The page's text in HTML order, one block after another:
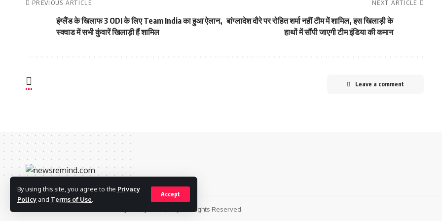
By using this site, you agree to the Privacy
Policy and Terms of Use.
Accept
PREVIOUS ARTICLE
इंग्लैंड के खिलाफ 3 ODI के लिए Team India का हुआ ऐलान,
स्क्वाड में सभी कुंवारें खिलाड़ी हैं शामिल
NEXT ARTICLE
बांग्लादेश दौरे पर रोहित शर्मा नहीं टीम में शामिल, इस खिलाड़ी के
हाथों में सौंपी जाएगी टीम इंडिया की कमान
Leave a comment
© 2022 Foxiz News Network. Ruby Design Company. All Rights Reserved.